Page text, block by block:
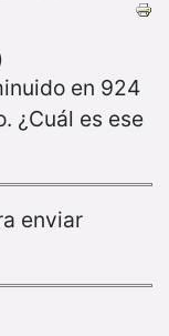
en 924
¿Cuál es ese
enviar